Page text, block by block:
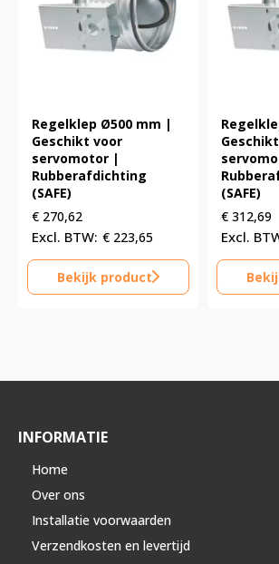
Regelklep Ø500 mm |
Geschikt voor
servomotor |
Rubberafdichting
(SAFE)
€ 270,62
€ 223,65
Bekijk product
(SAFE)
€ 312,69
INFORMATIE
Home
Over ons
Installatie voorwaarden
Verzendkosten en levertijd